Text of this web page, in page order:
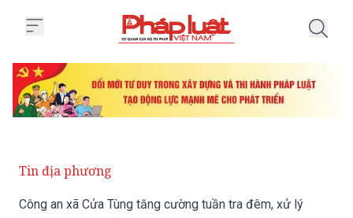
Tin địa phương
Công an xã Cửa Tùng tăng cường tuần tra đêm, xử lý